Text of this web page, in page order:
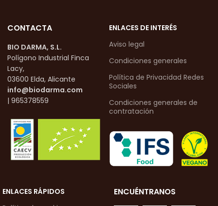
CONTACTA
BIO DARMA, S.L.
Polígono Industrial Finca
Lacy,
03600 Elda, Alicante
info@biodarma.com
| 965378559
ENLACES DE INTERÉS
Aviso legal
Condiciones generales
Política de Privacidad Redes
Sociales
Condiciones generales de
contratación
ENLACES RÁPIDOS
ENCUÉNTRANOS